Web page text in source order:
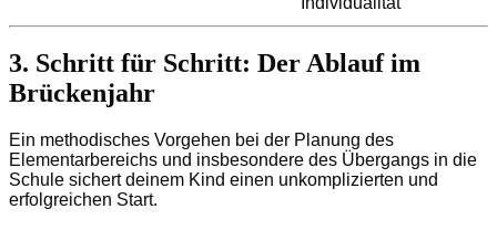
3. Schritt für Schritt: Der Ablauf im
Brückenjahr
Ein methodisches Vorgehen bei der Planung des
Elementarbereichs und insbesondere des Übergangs in die
Schule sichert deinem Kind einen unkomplizierten und
erfolgreichen Start.